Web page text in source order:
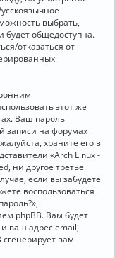
выбрать,
будет общедоступна.
отказаться от
этот же
Ваш пароль
записи на форумах
храните его в
«Arch Linux -
ни другое третье
если вы забудете
воспользоваться
phpBB. Вам будет
ваш адрес email,
вам